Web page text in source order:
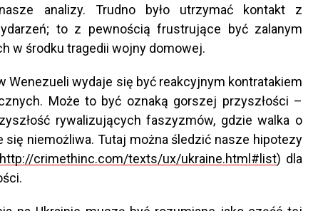
analizy. Trudno było utrzymać kontakt z
to z pewnością frustrujące być zalanym
w środku tragedii wojny domowej.
Wenezueli wydaje się być reakcyjnym kontratakiem
Może to być oznaką gorszej przyszłości –
rywalizujących faszyzmów, gdzie walka o
niemożliwa. Tutaj można śledzić nasze hipotezy
crimethinc.com/texts/ux/ukraine.html#list) dla